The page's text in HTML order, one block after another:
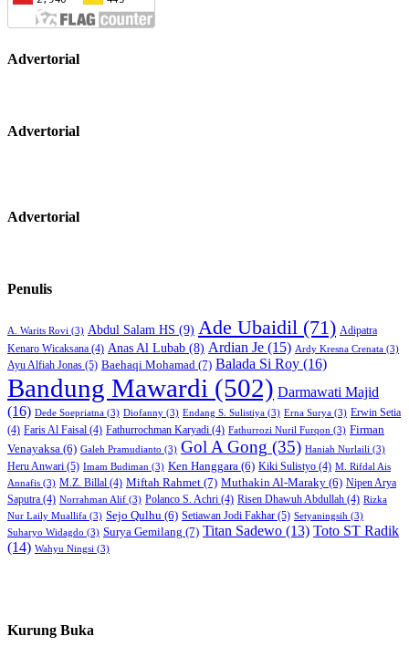
Advertorial
Advertorial
Advertorial
Penulis
A. Warits Rovi (3) Abdul Salam HS (9) Ade Ubaidil (71) Adipatra
Kenaro Wicaksana (4) Anas Al Lubab (8) Ardian Je (15) Ardy Kresna Crenata (3)
Ayu Alfiah Jonas (5) Baehaqi Mohamad (7) Balada Si Roy (16)
Bandung Mawardi (502) Darmawati Majid
(16) Dede Soepriatna (3) Diofanny (3) Endang S. Sulistiya (3) Erna Surya (3) Erwin Setia
(4) Faris Al Faisal (4) Fathurrochman Karyadi (4) Fathurrozi Nuril Furqon (3) Firman
Venayaksa (6) Galeh Pramudianto (3) Gol A Gong (35) Haniah Nurlaili (3)
Heru Anwari (5) Imam Budiman (3) Ken Hanggara (6) Kiki Sulistyo (4) M. Rifdal Ais
Annafis (3) M.Z. Billal (4) Miftah Rahmet (7) Muthakin Al-Maraky (6) Nipen Arya
Saputra (4) Norrahman Alif (3) Polanco S. Achri (4) Risen Dhawuh Abdullah (4) Rizka
Nur Laily Muallifa (3) Sejo Qulhu (6) Setiawan Jodi Fakhar (5) Setyaningsih (3)
Suharyo Widagdo (3) Surya Gemilang (7) Titan Sadewo (13) Toto ST Radik
(14) Wahyu Ningsi (3)
Kurung Buka